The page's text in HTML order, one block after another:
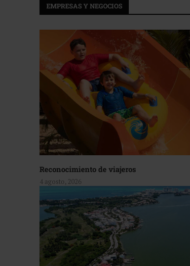
EMPRESAS Y NEGOCIOS
Reconocimiento de viajeros
4 agosto, 2026